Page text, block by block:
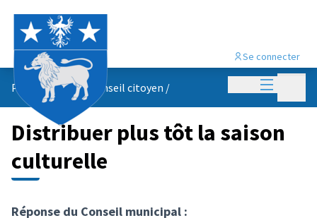
Menu
Se connecter
Propositions du conseil citoyen /
Distribuer plus tôt la saison
culturelle
Réponse du Conseil municipal :